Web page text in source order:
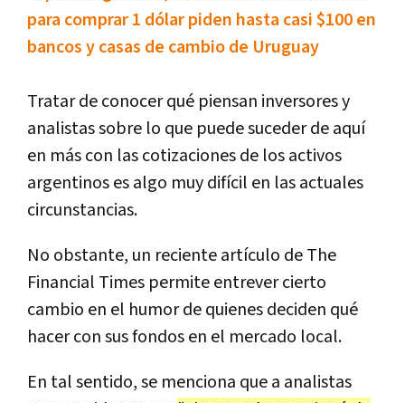
para comprar 1 dólar piden hasta casi $100 en
bancos y casas de cambio de Uruguay
Tratar de conocer qué piensan inversores y
analistas sobre lo que puede suceder de aquí
en más con las cotizaciones de los activos
argentinos es algo muy difícil en las actuales
circunstancias.
No obstante, un reciente artículo de The
Financial Times permite entrever cierto
cambio en el humor de quienes deciden qué
hacer con sus fondos en el mercado local.
En tal sentido, se menciona que a analistas